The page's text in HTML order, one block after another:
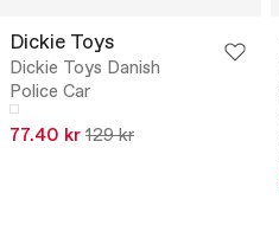
Dickie Toys
Dickie Toys Danish
Police Car
77.40 kr 129 kr